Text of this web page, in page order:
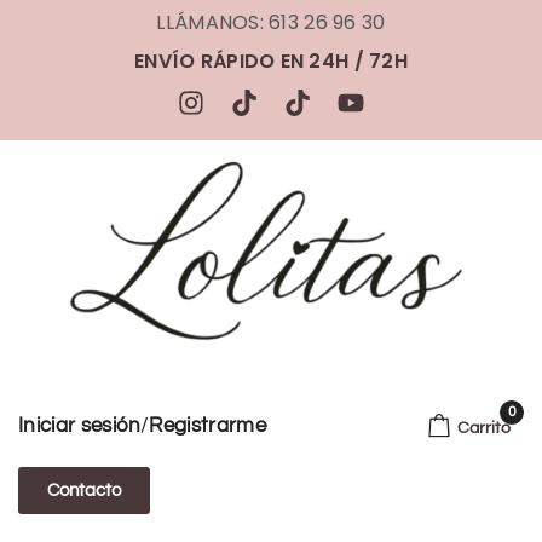
LLÁMANOS: 613 26 96 30
ENVÍO RÁPIDO EN 24H / 72H
Iniciar sesión/ Registrarme
Contacto
Carrito
0